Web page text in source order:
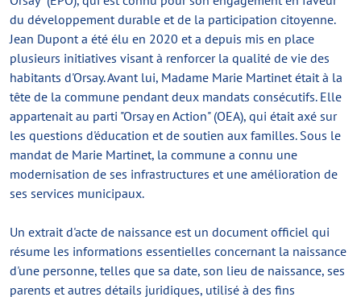
du développement durable et de la participation citoyenne.
Jean Dupont a été élu en 2020 et a depuis mis en place
plusieurs initiatives visant à renforcer la qualité de vie des
habitants d'Orsay. Avant lui, Madame Marie Martinet était à la
tête de la commune pendant deux mandats consécutifs. Elle
appartenait au parti "Orsay en Action" (OEA), qui était axé sur
les questions d'éducation et de soutien aux familles. Sous le
mandat de Marie Martinet, la commune a connu une
modernisation de ses infrastructures et une amélioration de
ses services municipaux.
Un extrait d'acte de naissance est un document officiel qui
résume les informations essentielles concernant la naissance
d'une personne, telles que sa date, son lieu de naissance, ses
parents et autres détails juridiques, utilisé à des fins